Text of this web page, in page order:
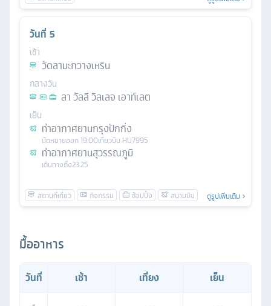
วันที่ 5
เช้า
วัดลามะกวางเหริน
กลางวัน
ลา วัลลี วิลเลจ เอาท์เลต
เย็น
ท่าอากาศยานกรุงปักกิ่ง
นัดหมายออก19.00เที่ยวบิน HU7995
ท่าอากาศยานสุวรรณภูมิ
เดินทางถึง23.25
ดูรูปเพิ่มเติม
มื้ออาหาร
วันที่ เช้า เที่ยง
เย็น